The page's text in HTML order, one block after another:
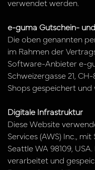
verwendet werden.
e-guma Gutschein-
Die oben genannten
im Rahmen der
Software-Anbieter e-
Schweizergasse 21,
Shops gespeichert und
Digitale Infrastruktur
Diese Website
Services (AWS) Inc.,
Seattle WA 98109,
verarbeitet und